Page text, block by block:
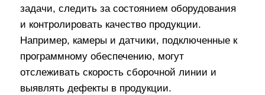
задачи, следить за состоянием оборудования
и контролировать качество продукции.
Например, камеры и датчики, подключенные к
программному обеспечению, могут
отслеживать скорость сборочной линии и
выявлять дефекты в продукции.